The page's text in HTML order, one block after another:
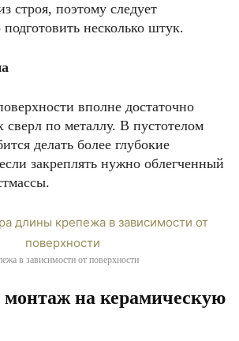
строя, поэтому следует
подготовить несколько штук.
вполне достаточно
по металлу. В пустотелом
делать более глубокие
закреплять нужно облегченный
в зависимости от поверхности
на керамическую